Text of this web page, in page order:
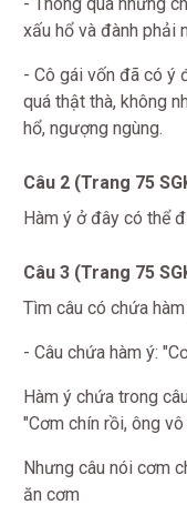
xấu hổ và đành phải
- Cô gái vốn đã có ý
quá thật thà, không
hổ, ngượng ngùng.
Câu 2 (Trang 75
Hàm ý ở đây có thể
Câu 3 (Trang 75
Tìm câu có chứa
- Câu chứa hàm ý:
Hàm ý chứa trong
"Cơm chín rồi, ông
Nhưng câu nói cơm
ăn cơm